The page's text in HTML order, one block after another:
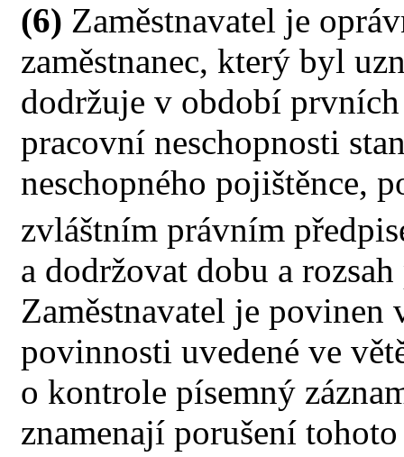
(6) Zaměstnavatel je
zaměstnanec, který byl
dodržuje v období
pracovní neschopnosti
neschopného pojištěnce,
zvláštním právním
a dodržovat dobu a
Zaměstnavatel je
povinnosti uvedené ve
o kontrole písemný
znamenají porušení